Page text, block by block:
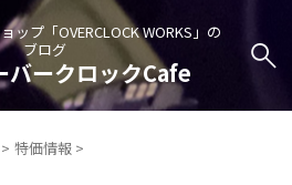
ップ「OVERCLOCK WORKS」の
ブログ
バークロックCafe
> 特価情報 >